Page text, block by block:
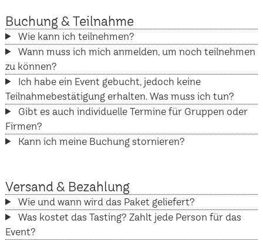
Buchung & Teilnahme
Wie kann ich teilnehmen?
Wann muss ich mich anmelden, um noch teilnehmen
zu können?
Ich habe ein Event gebucht, jedoch keine
Teilnahmebestätigung erhalten. Was muss ich tun?
Gibt es auch individuelle Termine für Gruppen oder
Firmen?
Kann ich meine Buchung stornieren?
Versand & Bezahlung
Wie und wann wird das Paket geliefert?
Was kostet das Tasting? Zahlt jede Person für das
Event?